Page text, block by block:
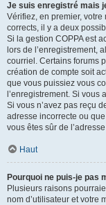
Je suis enregistré mais
Vérifiez, en premier, votre
corrects, il y a deux
Si la gestion COPPA est
lors de l’enregistrement,
courriel. Certains forums
création de compte soit
que vous puissiez vous
l’enregistrement. Si
Si vous n’avez pas reçu
adresse incorrecte ou
vous êtes sûr de
Haut
Pourquoi ne puis-je pas
Plusieurs raisons
nom d’utilisateur et votre